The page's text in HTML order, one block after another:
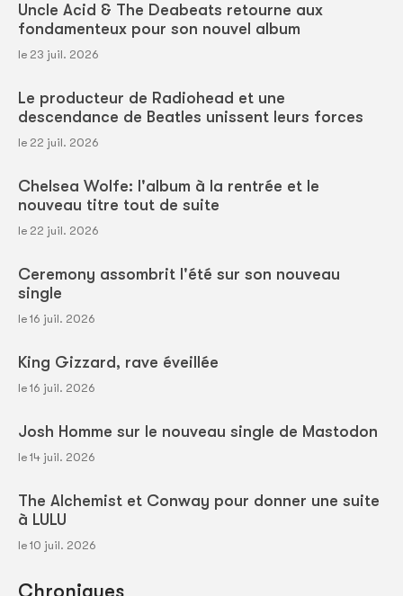
Uncle Acid & The Deabeats retourne aux
fondamenteux pour son nouvel album
le 23 juil. 2026
Le producteur de Radiohead et une
descendance de Beatles unissent leurs forces
le 22 juil. 2026
Chelsea Wolfe: l'album à la rentrée et le
nouveau titre tout de suite
le 22 juil. 2026
Ceremony assombrit l'été sur son nouveau
single
le 16 juil. 2026
King Gizzard, rave éveillée
le 16 juil. 2026
Josh Homme sur le nouveau single de Mastodon
le 14 juil. 2026
The Alchemist et Conway pour donner une suite
à LULU
le 10 juil. 2026
Chroniques